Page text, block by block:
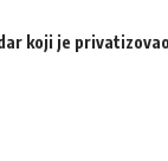
koji je